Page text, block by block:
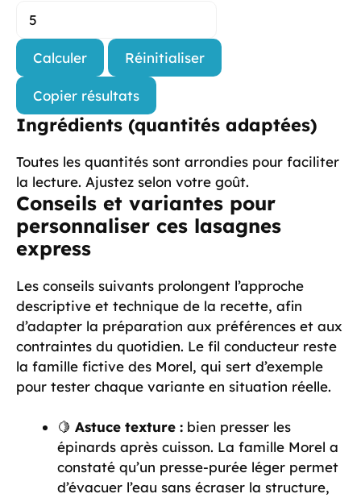
Calculer Réinitialiser
Copier résultats
Ingrédients (quantités adaptées)
Toutes les quantités sont arrondies pour faciliter
la lecture. Ajustez selon votre goût.
Conseils et variantes pour
personnaliser ces lasagnes
express
Les conseils suivants prolongent l’approche
descriptive et technique de la recette, afin
d’adapter la préparation aux préférences et aux
contraintes du quotidien. Le fil conducteur reste
la famille fictive des Morel, qui sert d’exemple
pour tester chaque variante en situation réelle.
🍋 Astuce texture : bien presser les
épinards après cuisson. La famille Morel a
constaté qu’un presse-purée léger permet
d’évacuer l’eau sans écraser la structure,